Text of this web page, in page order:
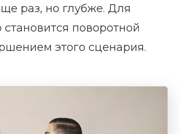
раз, но глубже. Для
становится поворотной
этого сценария.